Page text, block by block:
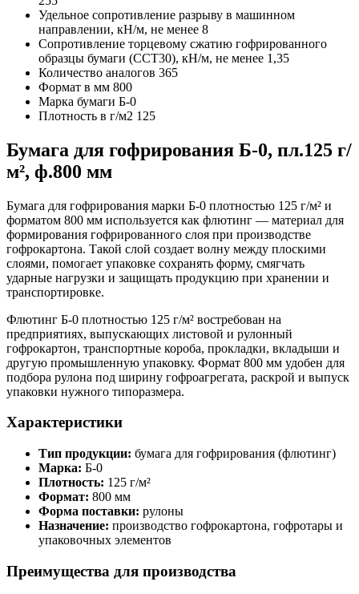
Удельное сопротивление разрыву в машинном
направлении, кН/м, не менее 8
Сопротивление торцевому сжатию гофрированного
образцы бумаги (ССТ30), кН/м, не менее 1,35
Количество аналогов 365
Формат в мм 800
Марка бумаги Б-0
Плотность в г/м2 125
Бумага для гофрирования Б-0, пл.125 г/
м², ф.800 мм
Бумага для гофрирования марки Б-0 плотностью 125 г/м² и
форматом 800 мм используется как флютинг — материал для
формирования гофрированного слоя при производстве
гофрокартона. Такой слой создает волну между плоскими
слоями, помогает упаковке сохранять форму, смягчать
ударные нагрузки и защищать продукцию при хранении и
транспортировке.
Флютинг Б-0 плотностью 125 г/м² востребован на
предприятиях, выпускающих листовой и рулонный
гофрокартон, транспортные короба, прокладки, вкладыши и
другую промышленную упаковку. Формат 800 мм удобен для
подбора рулона под ширину гофроагрегата, раскрой и выпуск
упаковки нужного типоразмера.
Характеристики
Тип продукции: бумага для гофрирования (флютинг)
Марка: Б-0
Плотность: 125 г/м²
Формат: 800 мм
Форма поставки: рулоны
Назначение: производство гофрокартона, гофротары и
упаковочных элементов
Преимущества для производства